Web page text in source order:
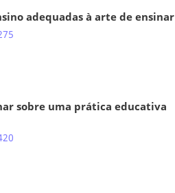
adequadas à arte de ensinar
sobre uma prática educativa